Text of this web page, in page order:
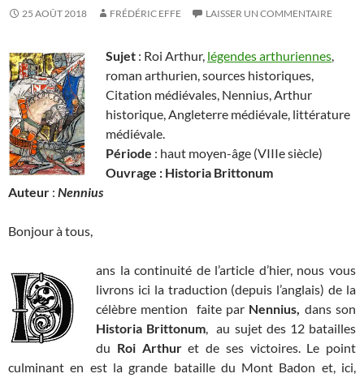
25 AOÛT 2018 FRÉDÉRIC EFFE LAISSER UN COMMENTAIRE
Sujet : Roi Arthur, légendes arthuriennes,
roman arthurien, sources historiques,
Citation médiévales, Nennius, Arthur
historique, Angleterre médiévale, littérature
médiévale.
Période : haut moyen-âge (VIIIe siècle)
Ouvrage : Historia Brittonum
Auteur : Nennius
Bonjour à tous,
ans la continuité de l’article d’hier, nous vous
livrons ici la traduction (depuis l’anglais) de la
célèbre mention faite par Nennius, dans son
Historia Brittonum, au sujet des 12 batailles
du Roi Arthuret de ses victoires. Le point
culminant en est la grande bataille du Mont Badon et, ici,